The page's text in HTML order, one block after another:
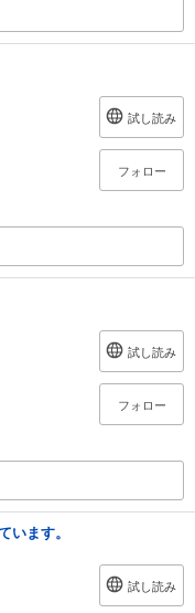
試し読み
フォロー
試し読み
フォロー
います。
試し読み